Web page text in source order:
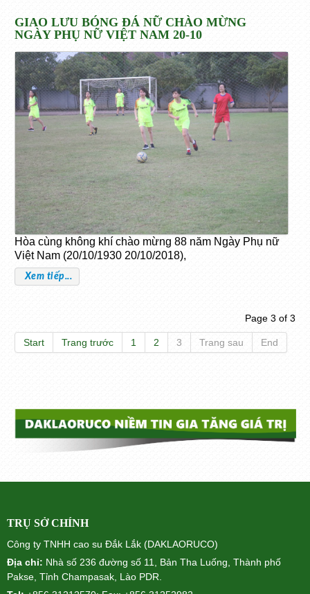
GIAO LƯU BÓNG ĐÁ NỮ CHÀO MỪNG
NGÀY PHỤ NỮ VIỆT NAM 20-10
Hòa cùng không khí chào mừng 88 năm Ngày Phụ nữ
Việt Nam (20/10/1930 20/10/2018),
Xem tiếp...
Page 3 of 3
Start Trang trước 1 2 3 Trang sau End
TRỤ SỞ CHÍNH
Công ty TNHH cao su Đắk Lắk (DAKLAORUCO)
Địa chỉ: Nhà số 236 đường số 11, Bản Tha Luống, Thành phố
Pakse, Tỉnh Champasak, Lào PDR.